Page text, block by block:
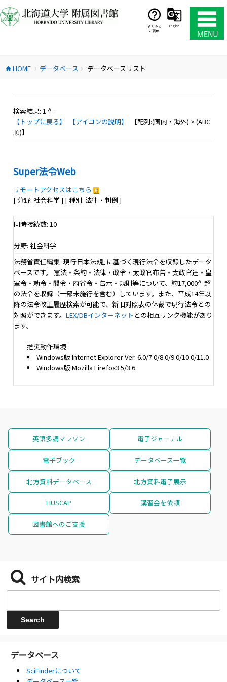
ン
テ
ス
よくある
ご質問
English
home HOME chevron_right データベース chevron_right データベースリスト
検索結果: 1 件
【トップに戻る】
【アイコンの説明】
【配列:(国内・海外) > (ABC
順)】
Super法令Web
リモートアクセスはこちら
[ 分野: 社会科学 ] [ 種別: 法律・判例 ]
同時接続数: 10
分野: 社会科学
法務省責任編集｢現行日本法規｣に基づく現行法令を収録したデータ
ベースです。 憲法・条約・法律・政令・太政官布告・太政官達・皇
室令・勅令・閣令・府省令・告示・規則等について、約17,000件超
の法令を収録（一部未施行を含む）しています。また、平成14年以
降の法令改正履歴検索が可能で、新旧対照表の体裁で現行法令との
対照ができます。 LEX/DBインターネット との相互リンク機能があり
ます。
推奨動作環境:
Windows版 Internet Explorer Ver. 6.0/7.0/8.0/9.0/10.0/11.0
Windows版 Mozilla Firefox3.5/3.6
英語多読マラソン 電子ジャーナル
電子ブック データベース一覧
北方資料データベース 北方資料電子展示
HUSCAP 講習会を依頼
図書館へのご支援
サイト内検索
データベース
SciFinderについて